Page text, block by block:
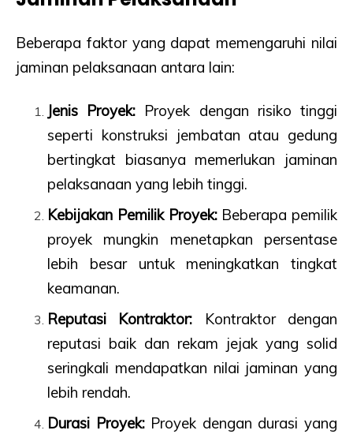
Beberapa faktor yang dapat memengaruhi nilai
jaminan pelaksanaan antara lain:
Jenis Proyek: Proyek dengan risiko tinggi
seperti konstruksi jembatan atau gedung
bertingkat biasanya memerlukan jaminan
pelaksanaan yang lebih tinggi.
Kebijakan Pemilik Proyek:Beberapa pemilik
proyek mungkin menetapkan persentase
lebih besar untuk meningkatkan tingkat
keamanan.
Reputasi Kontraktor: Kontraktor dengan
reputasi baik dan rekam jejak yang solid
seringkali mendapatkan nilai jaminan yang
lebih rendah.
Durasi Proyek:Proyek dengan durasi yang